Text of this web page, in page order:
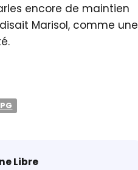
encore de maintien
Marisol, comme une
Libre